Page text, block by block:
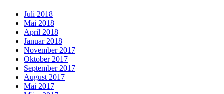
Juli 2018
Mai 2018
April 2018
Januar 2018
November 2017
Oktober 2017
September 2017
August 2017
Mai 2017